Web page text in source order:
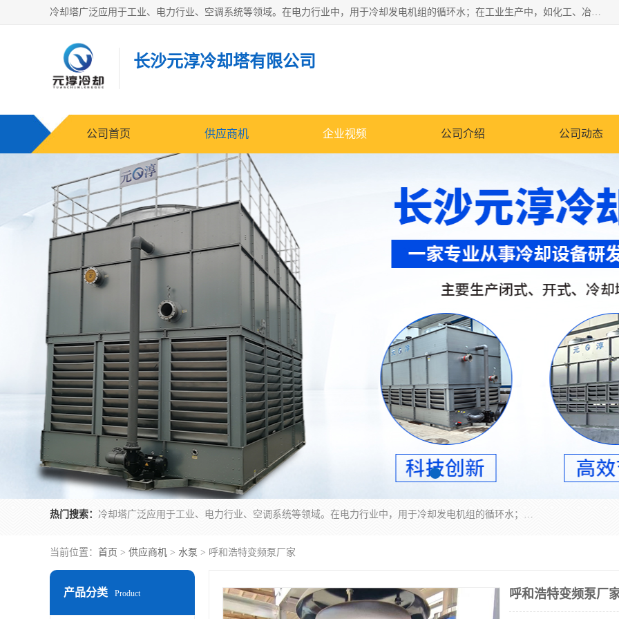
冷却塔广泛应用于工业、电力行业、空调系统等领域。在电力行业中，用于冷却发电机组的循环水；在工业生产中，如化工、冶金等行业，可降低生产过程中产生的热量；在空调系统中，为空调设备提供冷却水源
长沙元淳冷却塔有限公司
公司首页 供应商机 企业视频 公司介绍 公司动态
热门搜索： 冷却塔广泛应用于工业、电力行业、空调系统等领域。在电力行业中，用于冷却发电机组的循环水；在工业生产中，如化工、冶金等行业，可降低生产过程中产生的热量；在空调系统中，为空调设备提供冷却水源
当前位置： 首页 > 供应商机 > 水泵 > 呼和浩特变频泵厂家
产品分类 Product 呼和浩特变频泵厂